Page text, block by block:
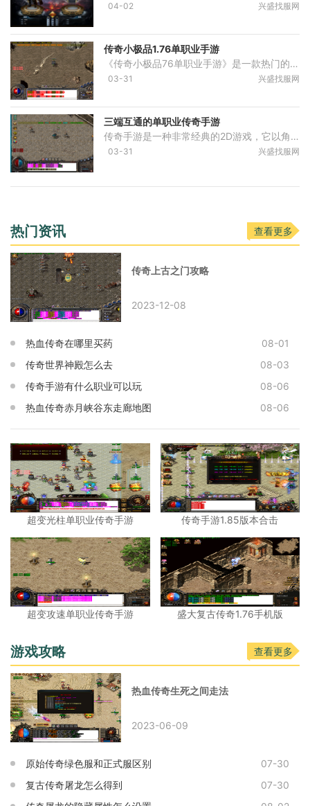
04-02 兴盛找服网
传奇小极品1.76单职业手游
《传奇小极品76单职业手游》是一款热门的手机游戏，该游戏汇集了经典传奇的玩法和新颖的游戏元素，给玩家带来了不一样的游戏体验。在这个游戏中，玩家将扮演一个勇敢的战士，在
03-31 兴盛找服网
三端互通的单职业传奇手游
传奇手游是一种非常经典的2D游戏，它以角色扮演为主题，通过万人在线的方式，让玩家们能够相互互动。这种类型的游戏是非常受欢迎的，因为它不仅能够满足玩家们对于游戏的需求，
03-31 兴盛找服网
热门资讯 查看更多
传奇上古之门攻略
2023-12-08
热血传奇在哪里买药
08-01
传奇世界神殿怎么去
08-03
传奇手游有什么职业可以玩
08-06
热血传奇赤月峡谷东走廊地图
08-06
超变光柱单职业传奇手游 传奇手游1.85版本合击
超变攻速单职业传奇手游 盛大复古传奇1.76手机版
游戏攻略 查看更多
热血传奇生死之间走法
2023-06-09
原始传奇绿色服和正式服区别
07-30
复古传奇屠龙怎么得到
07-30